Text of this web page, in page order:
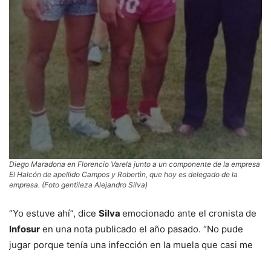
Diego Maradona en Florencio Varela junto a un componente de la empresa
El Halcón de apellido Campos y Robertìn, que hoy es delegado de la
empresa. (Foto gentileza Alejandro Silva)
“Yo estuve ahí”, dice Silva emocionado ante el cronista de
Infosur en una nota publicado el año pasado. “No pude
jugar porque tenía una infección en la muela que casi me